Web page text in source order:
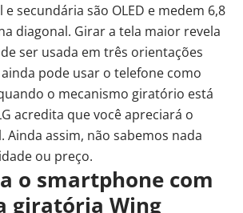
secundária são OLED e medem 6,8
diagonal. Girar a tela maior revela
ser usada em três orientações
pode usar o telefone como
o mecanismo giratório está
acredita que você apreciará o
Ainda assim, não sabemos nada
ou preço.
o smartphone com
giratória Wing